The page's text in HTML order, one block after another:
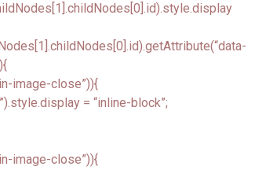
image-close”)){
= “inline-block”;
image-close”)){